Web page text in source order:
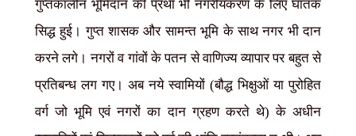
गुप्तकालीन भूमिदान की प्रथा भी नगरीयकरण के लिए घातक
सिद्ध हुई। गुप्त शासक और सामन्त भूमि के साथ नगर भी दान
करने लगे। नगरों व गांवों के पतन से वाणिज्य व्यापार पर बहुत से
प्रतिबन्ध लग गए। अब नये स्वामियों (बौद्ध भिक्षुओं या पुरोहित
वर्ग जो भूमि एवं नगरों का दान ग्रहण करते थे) के अधीन